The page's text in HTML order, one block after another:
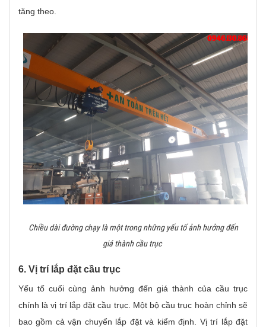
tăng theo.
Chiều dài đường chạy là một trong những yếu tố ảnh hưởng đến
giá thành cầu trục
6. Vị trí lắp đặt cầu trục
Yếu tố cuối cùng ảnh hưởng đến giá thành của cầu trục
chính là vị trí lắp đặt cầu trục. Một bộ cầu trục hoàn chỉnh sẽ
bao gồm cả vận chuyển lắp đặt và kiểm định. Vị trí lắp đặt